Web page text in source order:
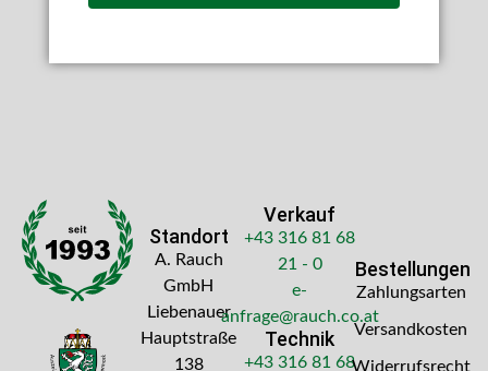
Standort
A. Rauch
GmbH
Liebenauer
Hauptstraße
138
Verkauf
+43 316 81 68
21 - 0
e-
anfrage@rauch.co.at
Technik
+43 316 81 68
Bestellungen
Zahlungsarten
Versandkosten
Widerrufsrecht